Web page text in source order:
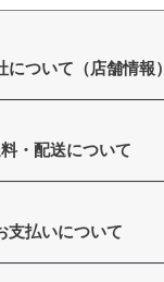
について（店舗情報）
・配送について
支払いについて